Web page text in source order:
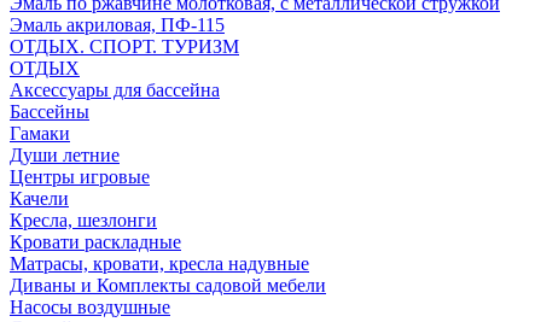
Эмаль акриловая, ПФ-115
ОТДЫХ. СПОРТ. ТУРИЗМ
ОТДЫХ
Аксессуары для бассейна
Бассейны
Гамаки
Души летние
Центры игровые
Качели
Кресла, шезлонги
Кровати раскладные
Матрасы, кровати, кресла надувные
Диваны и Комплекты садовой мебели
Насосы воздушные